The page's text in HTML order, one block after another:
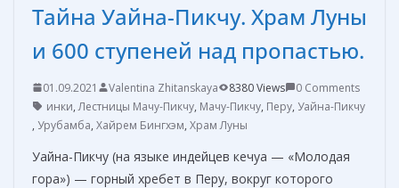
Тайна Уайна-Пикчу. Храм Луны
и 600 ступеней над пропастью.
01.09.2021 Valentina Zhitanskaya 8380 Views
0 Comments
инки,Лестницы Мачу-Пикчу, Мачу-Пикчу, Перу, Уайна-Пикчу
, Урубамба, Хайрем Бингхэм, Храм Луны
Уайна-Пикчу (на языке индейцев кечуа — «Молодая
гора») — горный хребет в Перу, вокруг которого